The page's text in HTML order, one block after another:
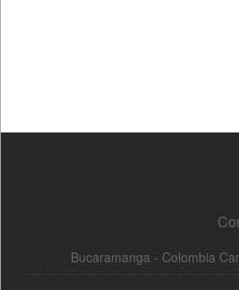
Bucaramanga - Colombia